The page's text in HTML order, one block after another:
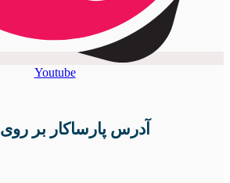
Youtube
آدرس پارساکار بر